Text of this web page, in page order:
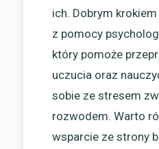
ich. Dobrym
z pomocy
który pomoże
uczucia oraz
sobie ze stresem
rozwodem. Warto
wsparcie ze strony